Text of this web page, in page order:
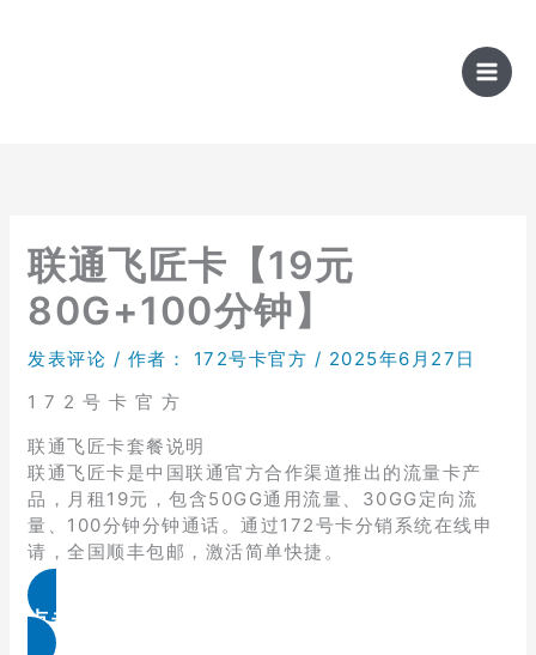
联通飞匠卡【19元
80G+100分钟】
发表评论 / 作者： 172号卡官方 / 2025年6月27日
1 7 2 号 卡 官 方
联通飞匠卡套餐说明
联通飞匠卡是中国联通官方合作渠道推出的流量卡产
品，月租19元，包含50GG通用流量、30GG定向流
量、100分钟分钟通话。通过172号卡分销系统在线申
请，全国顺丰包邮，激活简单快捷。
点击免费领取